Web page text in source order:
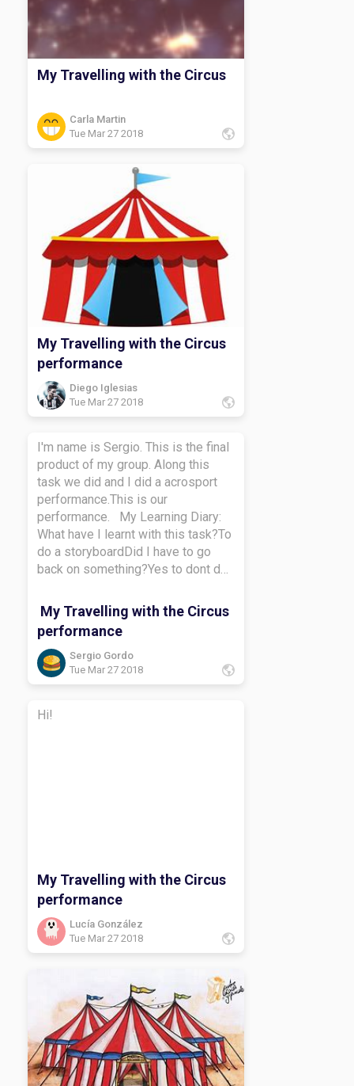
My Travelling with the Circus
Carla Martin
Tue Mar 27 2018
My Travelling with the Circus
performance
Diego Iglesias
Tue Mar 27 2018
I'm name is Sergio. This is the final
product of my group. Along this
task we did and I did a acrosport
performance.This is our
performance. My Learning Diary:
What have I learnt with this task?To
do a storyboardDid I have to go
back on something?Yes to dont do
task?i learn to do a learning
diaryWhat do I want to learn more
about?To créate a storyboardBye-
bye.
My Travelling with the Circus
performance
Sergio Gordo
Tue Mar 27 2018
Hi!
My Travelling with the Circus
performance
Lucía González
Tue Mar 27 2018